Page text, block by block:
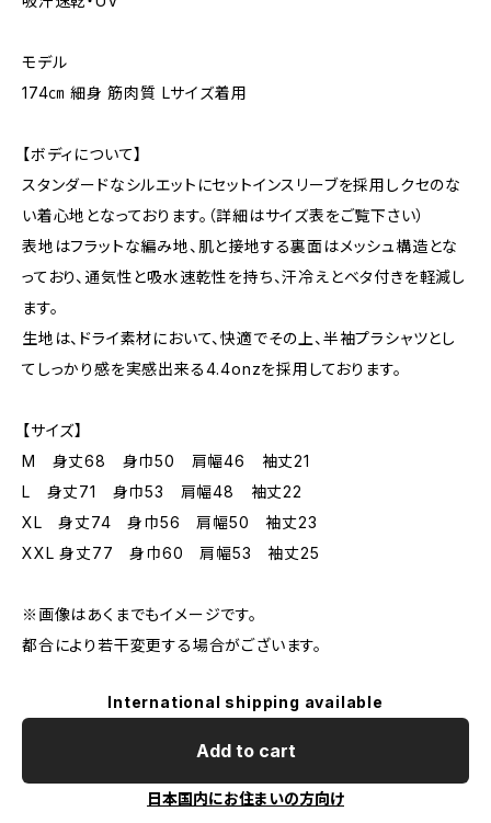
モデル
174㎝ 細身 筋肉質 Lサイズ着用
【ボディについて】
スタンダードなシルエットにセットインスリーブを採用しクセのな
い着心地となっております。（詳細はサイズ表をご覧下さい）
表地はフラットな編み地、肌と接地する裏面はメッシュ構造とな
っており、通気性と吸水速乾性を持ち、汗冷えとベタ付きを軽減し
ます。
生地は、ドライ素材において、快適でその上、半袖プラシャツとし
てしっかり感を実感出来る4.4onzを採用しております。
【サイズ】
M 身丈68 身巾50 肩幅46 袖丈21
L 身丈71 身巾53 肩幅48 袖丈22
XL 身丈74 身巾56 肩幅50 袖丈23
XXL 身丈77 身巾60 肩幅53 袖丈25
※画像はあくまでもイメージです。
都合により若干変更する場合がございます。
International shipping available
Add to cart
日本国内にお住まいの方向け